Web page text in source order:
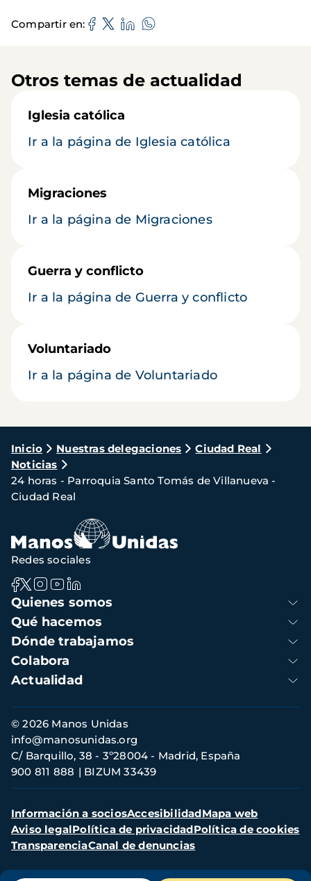
Compartir en
Otros temas de actualidad
Iglesia católica
Ir a la página de Iglesia católica
Migraciones
Ir a la página de Migraciones
Guerra y conflicto
Ir a la página de Guerra y conflicto
Voluntariado
Ir a la página de Voluntariado
Ruta
de
navegación
Inicio Nuestras delegaciones
Ciudad Real
Noticias
24 horas - Parroquia Santo Tomás de Villanueva -
Ciudad Real
Navegación
principal
Quienes somos
Qué hacemos
Dónde trabajamos
Colabora
Actualidad
Redes sociales
Información
de
contacto
© 2026 Manos Unidas
C/ Barquillo, 38 - 3º28004 - Madrid, España
900 811 888
BIZUM 33439
info@manosunidas.org
Menú
secundario
Información a sociosAccesibilidadMapa web
Aviso legalPolítica de privacidadPolítica de cookies
TransparenciaCanal de denuncias